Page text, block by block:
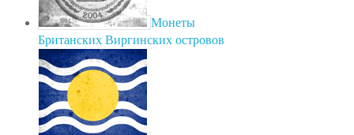
Монеты
Британских Виргинских островов